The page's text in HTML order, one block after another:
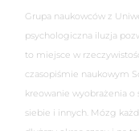
Grupa naukowców z
psychologiczna iluzja
to miejsce w
czasopiśmie naukowym
kreowanie wyobrażenia o
siebie i innych. Mózg